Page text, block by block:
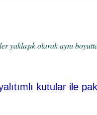
yaklaşık olarak aynı
kutular ile